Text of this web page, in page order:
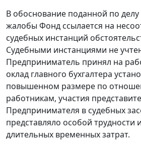
В обоснование поданной по
жалобы Фонд ссылается на
судебных инстанций
Судебными инстанциями не
Предприниматель принял на
оклад главного бухгалтера
повышенном размере по
работникам, участия
Предпринимателя в судебных
представляло особой трудности
длительных временных затрат.